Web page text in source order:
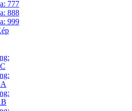
777
888
999